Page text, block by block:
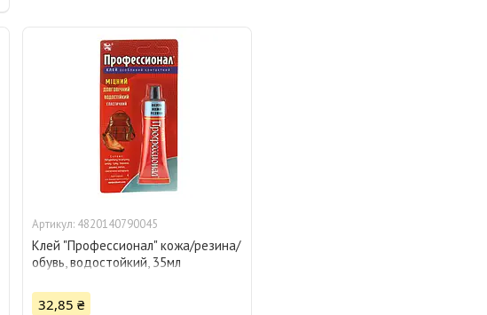
4820140790045
Клей "Профессионал" кожа/резина/
обувь, водостойкий, 35мл
32,85 ₴